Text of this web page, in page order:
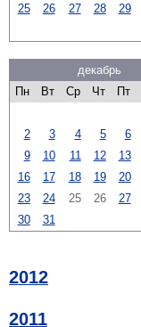
25
26 27 28 29
декабрь
Пн
Вт Ср Чт Пт
2
3 4 5 6
9
10 11 12 13
16
17 18 19 20
23
24 25 26 27
30
31
2012
2011